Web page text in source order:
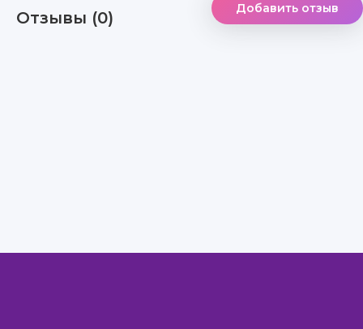
Отзывы (0) Добавить отзыв